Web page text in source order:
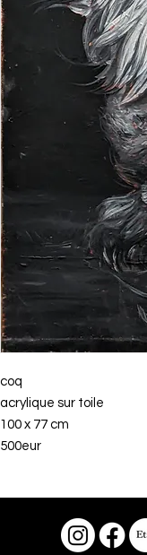
coq
acrylique sur toile
100 x 77 cm
500eur